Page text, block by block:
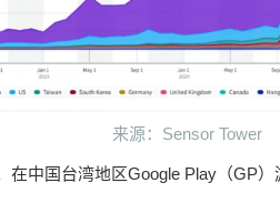
来源：Sensor Tower
在中国台湾地区Google Play（GP